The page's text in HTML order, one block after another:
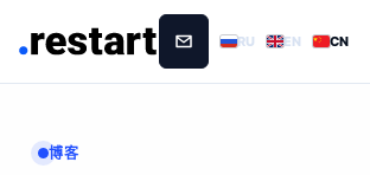
RU EN CN
博客